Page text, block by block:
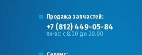
Продажа запчастей:
+7 (812) 449-05-84
пн-вс: с 8.00 до 20.00